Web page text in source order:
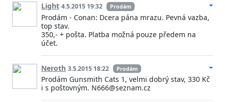
Light 4.5.2015 19:32 Prodám
Prodám - Conan: Dcera pána mrazu. Pevná vazba,
top stav.
350,- + pošta. Platba možná pouze předem na
účet.
Neroth 3.5.2015 18:22 Prodám
Prodám Gunsmith Cats 1, velmi dobrý stav, 330 Kč
i s poštovným. N666@seznam.cz